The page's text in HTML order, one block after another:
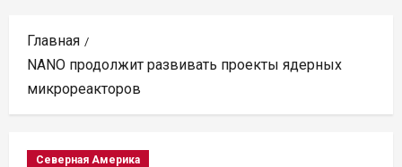
Главная
NANO продолжит развивать проекты ядерных
микрореакторов
Северная Америка